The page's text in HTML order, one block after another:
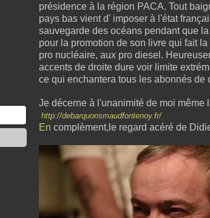
présidence à la région PACA. Tout
pays bas vient d' imposer à l'état
sauvegarde des océans pendant que
pour la promotion de son livre qui fait
pro nucléaire, aux pro diesel.
accents de droite dure voir limite
ce qui enchantera tous les abonnés de
Je décerne à l'unanimité de moi même
http://debarquonsmaudfontenoy.fr/
En complèment,le regard acéré de